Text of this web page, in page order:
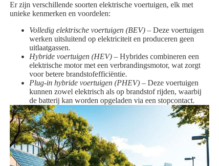
Er zijn verschillende soorten elektrische voertuigen, elk met
unieke kenmerken en voordelen:
Volledig elektrische voertuigen (BEV) – Deze voertuigen
werken uitsluitend op elektriciteit en produceren geen
uitlaatgassen.
Hybride voertuigen (HEV) – Hybrides combineren een
elektrische motor met een verbrandingsmotor, wat zorgt
voor betere brandstofefficiëntie.
Plug-in hybride voertuigen (PHEV) – Deze voertuigen
kunnen zowel elektrisch als op brandstof rijden, waarbij
de batterij kan worden opgeladen via een stopcontact.